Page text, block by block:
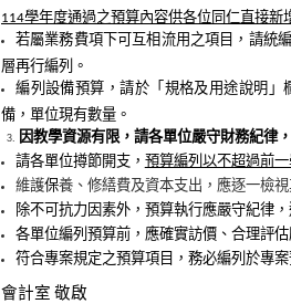
114學年度通過之預算內容供各位同仁直接新
若屬業務費項下可互相流用之項目，請統
層再行編列。
編列設備預算，請於「規格及用途說明」
備，單位現有數量。
因教學資源有限，請各單位嚴守財務紀律
請各單位撙節開支， 預算編列以不超過前
維護保養、修繕費及資本支出，應逐一檢
除不可抗力因素外，預算執行應嚴守紀律
各單位編列預算前，應確實訪價、合理評
符合專案規定之預算項目，務必編列於專案
會計室 敬啟